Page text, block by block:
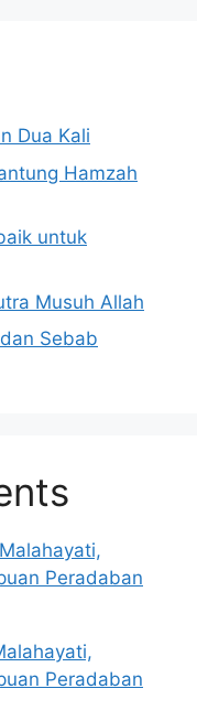
Dua Kali
Hamzah
untuk
Musuh Allah
Sebab
Peradaban
Peradaban